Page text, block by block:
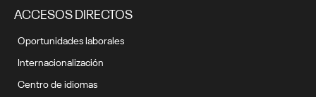
ACCESOS DIRECTOS
Oportunidades laborales
Internacionalización
Centro de idiomas